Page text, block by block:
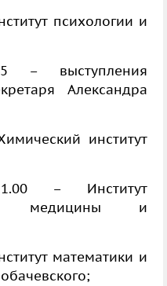
психологии и
выступления
Александра
институт
– Институт
медицины и
математики и